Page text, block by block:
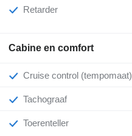
Retarder
Cabine en comfort
Cruise control (tempomaat)
Tachograaf
Toerenteller